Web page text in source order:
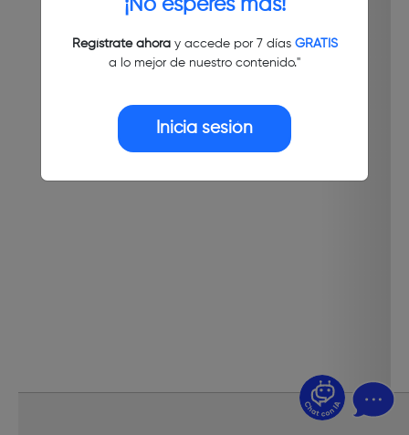
¡No esperes más!
Regístrate ahoray accede por 7 días GRATIS
a lo mejor de nuestro contenido."
Inicia sesión